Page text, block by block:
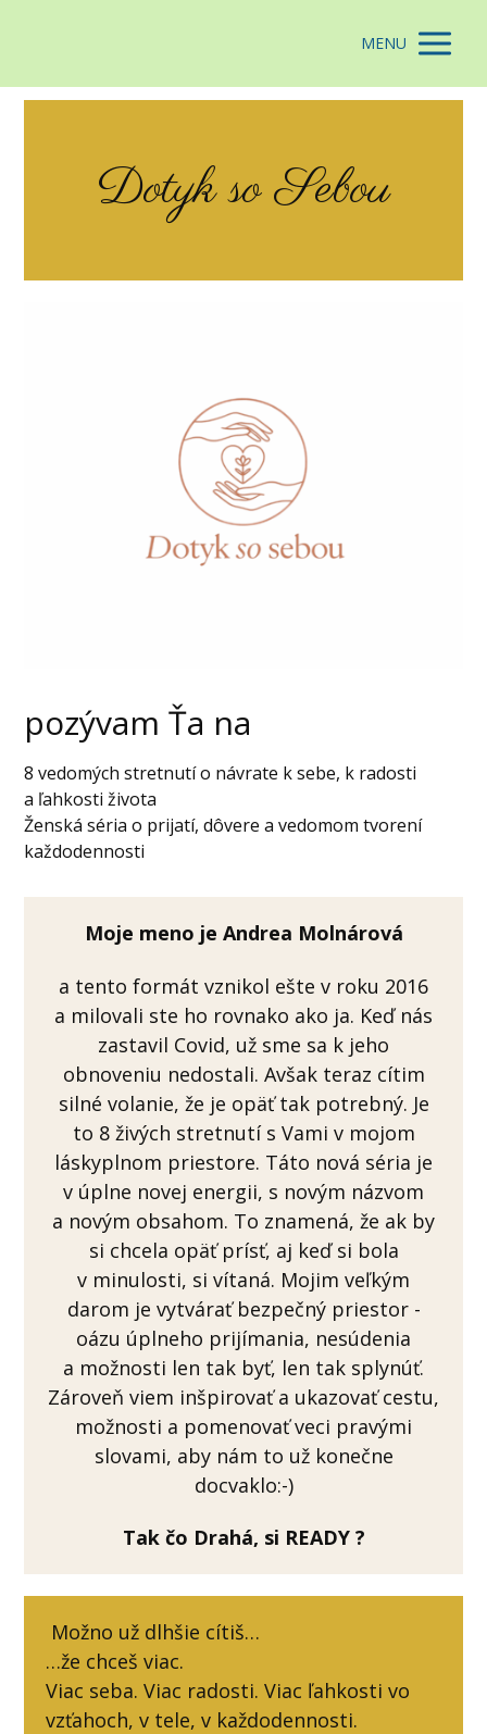
MENU
Dotyk so Sebou
pozývam Ťa na
8 vedomých stretnutí o návrate k sebe, k radosti
a ľahkosti života
Ženská séria o prijatí, dôvere a vedomom tvorení
každodennosti
Moje meno je Andrea Molnárová
a tento formát vznikol ešte v roku 2016
a milovali ste ho rovnako ako ja. Keď nás
zastavil Covid, už sme sa k jeho
obnoveniu nedostali. Avšak teraz cítim
silné volanie, že je opäť tak potrebný. Je
to 8 živých stretnutí s Vami v mojom
láskyplnom priestore. Táto nová séria je
v úplne novej energii, s novým názvom
a novým obsahom. To znamená, že ak by
si chcela opäť prísť, aj keď si bola
v minulosti, si vítaná. Mojim veľkým
darom je vytvárať bezpečný priestor -
oázu úplneho prijímania, nesúdenia
a možnosti len tak byť, len tak splynúť.
Zároveň viem inšpirovať a ukazovať cestu,
možnosti a pomenovať veci pravými
slovami, aby nám to už konečne
docvaklo:-)
Tak čo Drahá, si READY ?
Možno už dlhšie cítiš…
…že chceš viac.
Viac seba. Viac radosti. Viac ľahkosti vo
vzťahoch, v tele, v každodennosti.